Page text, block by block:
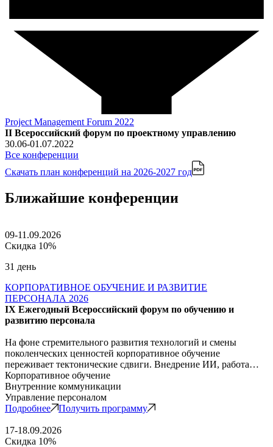
Project Management Forum 2022
II Всероссийский форум по проектному управлению
30.06-01.07.2022
Все конференции
Скачать план конференций на 2026-2027 год
Ближайшие конференции
09-11.09.2026
Скидка 10%
31 день
КОРПОРАТИВНОЕ ОБУЧЕНИЕ И РАЗВИТИЕ
ПЕРСОНАЛА 2026
IX Ежегодный Всероссийский форум по обучению и
развитию персонала
На фоне стремительного развития технологий и смены
поколенческих ценностей корпоративное обучение
переживает тектонические сдвиги. Внедрение ИИ, работа…
Корпоративное обучение
Внутренние коммуникации
Управление персоналом
Подробнее
Получить программу
17-18.09.2026
Скидка 10%